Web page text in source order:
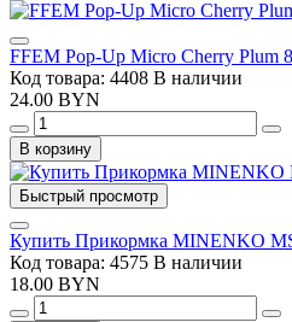
FFEM Pop-Up Micro Cherry Plum
Код товара: 4408 В наличии
24.00 BYN
В корзину
Быстрый просмотр
Купить Прикормка MINENKO
Код товара: 4575 В наличии
18.00 BYN